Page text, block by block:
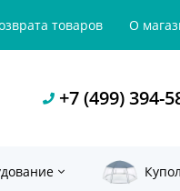
товаров О
+7 (499) 394-